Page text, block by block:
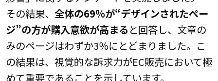
その結果、 全体の69％が“デザインされたペー
ジ”の方が購入意欲が高まる と回答し、文章の
みのページはわずか3％にとどまりました。こ
の結果は、視覚的な訴求力がEC販売において極
めて重要であることを示しています。